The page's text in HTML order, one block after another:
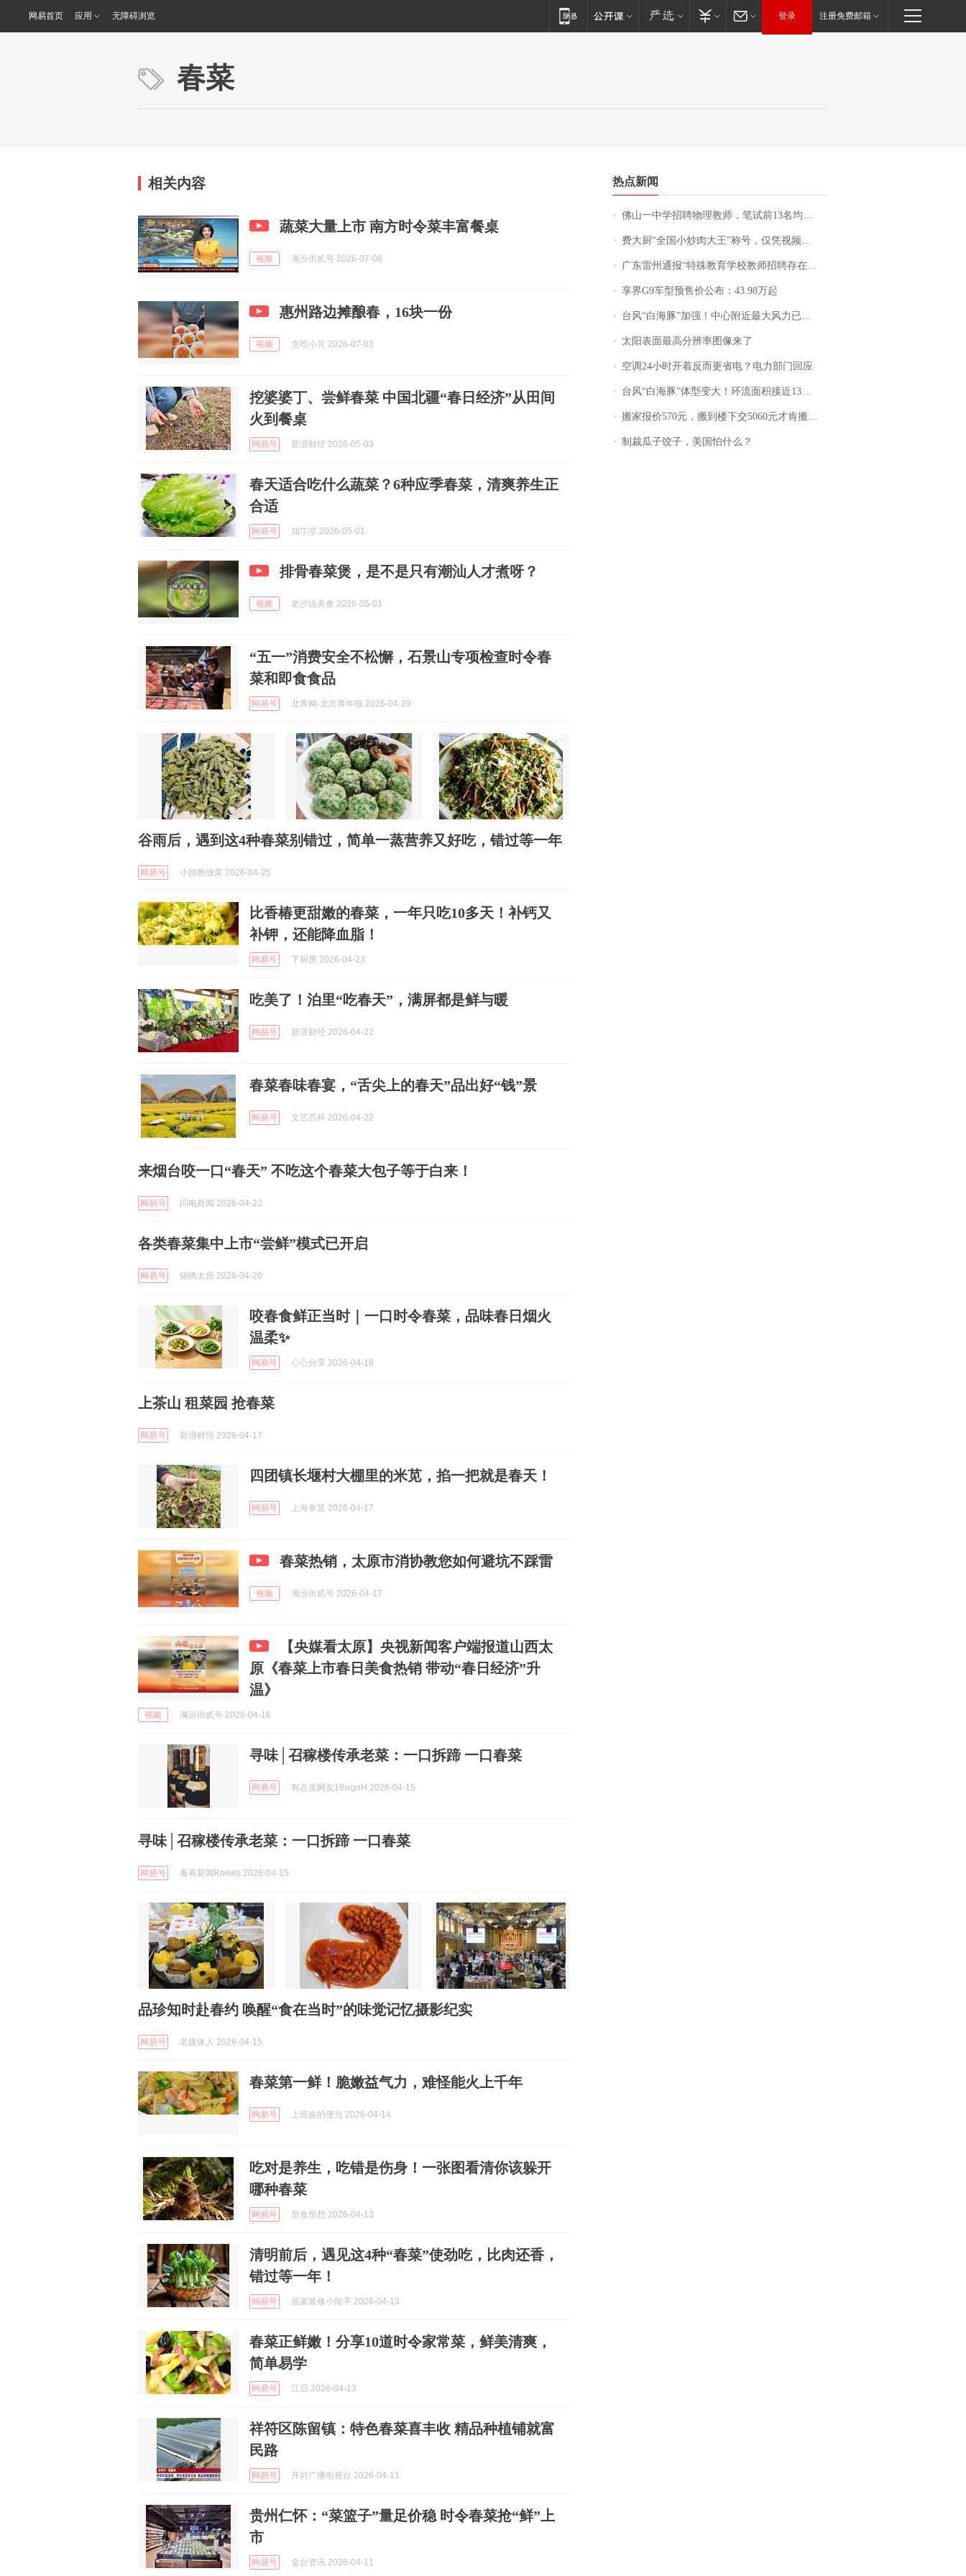
网易首页 应用 无障碍浏览 登录 注册免费邮箱
春菜
相关内容
蔬菜大量上市 南方时令菜丰富餐桌
视频 漪汾街贰号 2026-07-08
惠州路边摊酿春，16块一份
视频 贪吃小芃 2026-07-03
挖婆婆丁、尝鲜春菜 中国北疆“春日经济”从田间
火到餐桌
网易号 新浪财经 2026-05-03
春天适合吃什么蔬菜？6种应季春菜，清爽养生正
合适
网易号 知尓堂 2026-05-01
排骨春菜煲，是不是只有潮汕人才煮呀？
视频 老沙说美食 2026-05-01
“五一”消费安全不松懈，石景山专项检查时令春
菜和即食食品
网易号 北青网-北京青年报 2026-04-29
谷雨后，遇到这4种春菜别错过，简单一蒸营养又好吃，错过等一年
网易号 小娟教做菜 2026-04-25
比香椿更甜嫩的春菜，一年只吃10多天！补钙又
补钾，还能降血脂！
网易号 下厨房 2026-04-23
吃美了！泊里“吃春天”，满屏都是鲜与暖
网易号 新浪财经 2026-04-22
春菜春味春宴，“舌尖上的春天”品出好“钱”景
网易号 文艺百科 2026-04-22
来烟台咬一口“春天” 不吃这个春菜大包子等于白来！
网易号 闪电新闻 2026-04-22
各类春菜集中上市“尝鲜”模式已开启
网易号 锦绣太原 2026-04-20
咬春食鲜正当时｜一口时令春菜，品味春日烟火
温柔✨
网易号 心心分享 2026-04-18
上茶山 租菜园 抢春菜
网易号 新浪财经 2026-04-17
四团镇长堰村大棚里的米苋，掐一把就是春天！
网易号 上海奉贤 2026-04-17
春菜热销，太原市消协教您如何避坑不踩雷
视频 漪汾街贰号 2026-04-17
【央媒看太原】央视新闻客户端报道山西太
原《春菜上市春日美食热销 带动“春日经济”升
温》
视频 漪汾街贰号 2026-04-16
寻味│召稼楼传承老菜：一口拆蹄 一口春菜
网易号 有态度网友19wgnH 2026-04-15
寻味│召稼楼传承老菜：一口拆蹄 一口春菜
网易号 看看新闻Knews 2026-04-15
品珍知时赴春约 唤醒“食在当时”的味觉记忆摄影纪实
网易号 老媒体人 2026-04-15
春菜第一鲜！脆嫩益气力，难怪能火上千年
网易号 上班族的便当 2026-04-14
吃对是养生，吃错是伤身！一张图看清你该躲开
哪种春菜
网易号 所食所想 2026-04-13
清明前后，遇见这4种“春菜”使劲吃，比肉还香，
错过等一年！
网易号 居家装修小能手 2026-04-13
春菜正鲜嫩！分享10道时令家常菜，鲜美清爽，
简单易学
网易号 江启 2026-04-13
祥符区陈留镇：特色春菜喜丰收 精品种植铺就富
民路
网易号 开封广播电视台 2026-04-11
贵州仁怀：“菜篮子”量足价稳 时令春菜抢“鲜”上
市
网易号 金台资讯 2026-04-11
热点新闻
佛山一中学招聘物理教师，笔试前13名均遭淘汰？教育局：已叫停招聘，成立调查组全面核查
费大厨“全国小炒肉大王”称号，仅凭视频评出？中国烹饪协会回应
广东雷州通报“特殊教育学校教师招聘存在违规行为”：已启动问责程序 副校长被停职
享界G9车型预售价公布：43.98万起
台风“白海豚”加强！中心附近最大风力已达15级 最新研判
太阳表面最高分辨率图像来了
空调24小时开着反而更省电？电力部门回应
台风“白海豚”体型变大！环流面积接近13个浙江那么大
搬家报价570元，搬到楼下交5060元才肯搬上楼！女子傻眼了……
制裁瓜子饺子，美国怕什么？